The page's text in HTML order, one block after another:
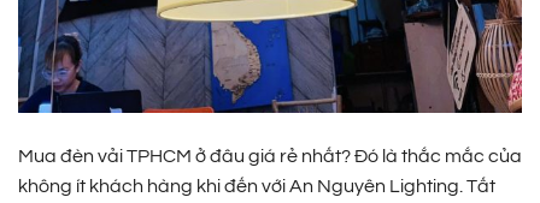
Mua đèn vải TPHCM ở đâu giá rẻ nhất? Đó là thắc mắc của
không ít khách hàng khi đến với An Nguyên Lighting. Tất